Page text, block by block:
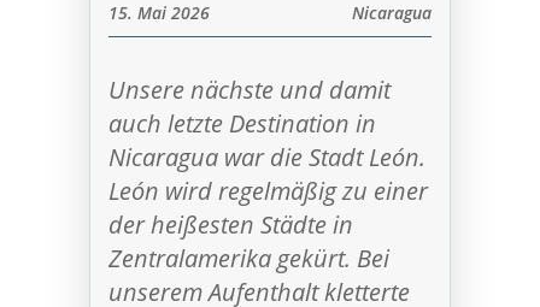
15. Mai 2026 Nicaragua
Unsere nächste und damit
auch letzte Destination in
Nicaragua war die Stadt León.
León wird regelmäßig zu einer
der heißesten Städte in
Zentralamerika gekürt. Bei
unserem Aufenthalt kletterte